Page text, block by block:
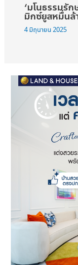
‘มโนธรรมรั
มิกซ์ยูสหมื่นล้
4 มิถุนายน 2025